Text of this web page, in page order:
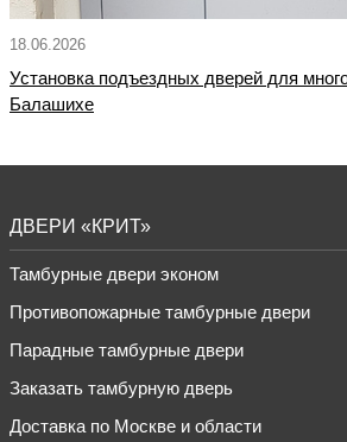
18.06.2026
Установка подъездных дверей для
Балашихе
ДВЕРИ «КРИТ»
Тамбурные двери эконом
Противопожарные тамбурные двери
Парадные тамбурные двери
Заказать тамбурную дверь
Доставка по Москве и области